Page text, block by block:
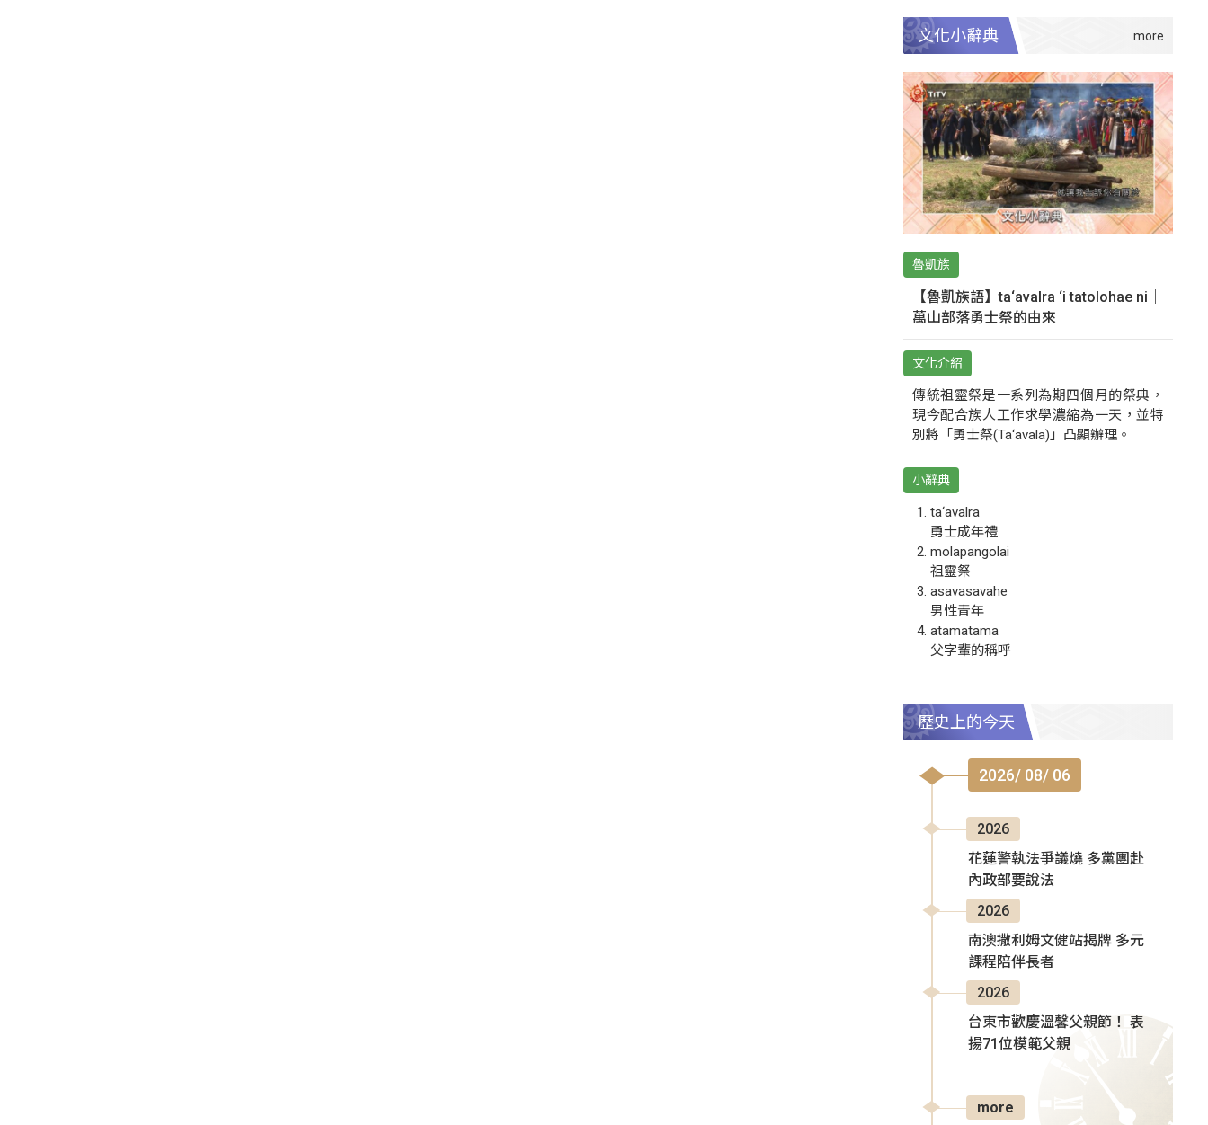
文化小辭典
魯凱族
【魯凱族語】ta‘avalra ‘i tatolohae ni｜
萬山部落勇士祭的由來
文化介紹
傳統祖靈祭是一系列為期四個月的祭典，
現今配合族人工作求學濃縮為一天，並特
別將「勇士祭(Ta‘avala)」凸顯辦理。
小辭典
ta‘avalra
勇士成年禮
molapangolai
祖靈祭
asavasavahe
男性青年
atamatama
父字輩的稱呼
歷史上的今天
2026/ 08/ 06
2026
花蓮警執法爭議燒 多黨團赴
內政部要說法
2026
南澳撒利姆文健站揭牌 多元
課程陪伴長者
2026
台東市歡慶溫馨父親節！ 表
揚71位模範父親
more